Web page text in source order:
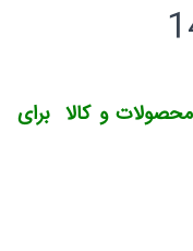
و کالا برای